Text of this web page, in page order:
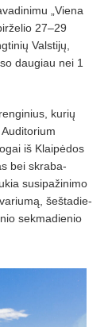
„Viena
elio 27–29
ųValstijų
daugiau nei 1
kurių
iš Klaipėdos
bei skraba­
susipažinimo
šeštadie­
sekmadienio